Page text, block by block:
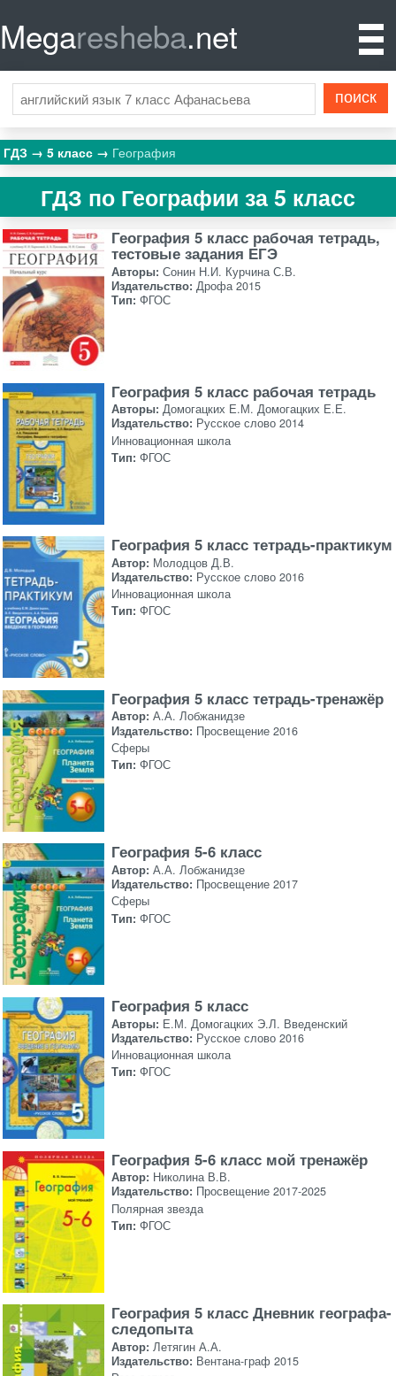
Megaresheba.net
ГДЗ 5 класс География
ГДЗ по Географии за 5 класс
География 5 класс рабочая тетрадь,
тестовые задания ЕГЭ
Авторы: Сонин Н.И. Курчина С.В.
Издательство: Дрофа 2015
Тип: ФГОС
География 5 класс рабочая тетрадь
Авторы: Домогацких Е.М. Домогацких Е.Е.
Издательство: Русское слово 2014
Инновационная школа
Тип: ФГОС
География 5 класс тетрадь-практикум
Автор: Молодцов Д.В.
Издательство: Русское слово 2016
Инновационная школа
Тип: ФГОС
География 5 класс тетрадь-тренажёр
Автор: А.А. Лобжанидзе
Издательство: Просвещение 2016
Сферы
Тип: ФГОС
География 5-6 класс
Автор: А.А. Лобжанидзе
Издательство: Просвещение 2017
Сферы
Тип: ФГОС
География 5 класс
Авторы: Е.М. Домогацких Э.Л. Введенский
Издательство: Русское слово 2016
Инновационная школа
Тип: ФГОС
География 5-6 класс мой тренажёр
Автор: Николина В.В.
Издательство: Просвещение 2017-2025
Полярная звезда
Тип: ФГОС
География 5 класс Дневник географа-
следопыта
Автор: Летягин А.А.
Издательство: Вентана-граф 2015